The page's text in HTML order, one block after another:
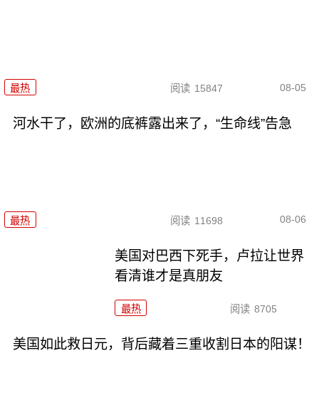
最热 阅读 15847 08-05
河水干了，欧洲的底裤露出来了，“生命线”告急
最热 阅读 11698 08-06
美国对巴西下死手，卢拉让世界
看清谁才是真朋友
最热 阅读 8705
美国如此救日元，背后藏着三重收割日本的阳谋！